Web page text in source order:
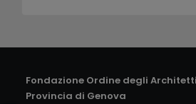
Fondazione Ordine degli
Provincia di Genova